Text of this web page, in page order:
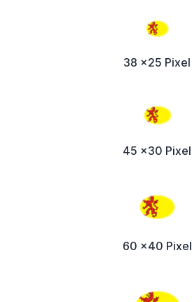
38 x25 Pixel
45 x30 Pixel
60 x40 Pixel